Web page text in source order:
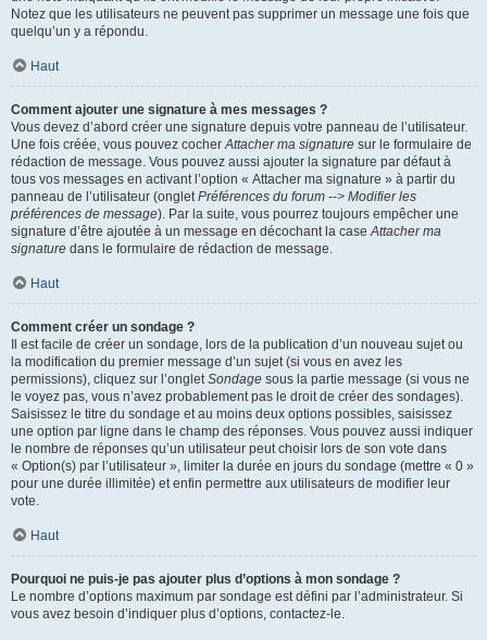
Notez que les utilisateurs ne peuvent pas supprimer un message une fois que
quelqu’un y a répondu.
Haut
Comment ajouter une signature à mes messages ?
Vous devez d’abord créer une signature depuis votre panneau de l’utilisateur.
Une fois créée, vous pouvez cocherAttacher ma signature sur le formulaire de
rédaction de message. Vous pouvez aussi ajouter la signature par défaut à
tous vos messages en activant l’option « Attacher ma signature » à partir du
panneau de l’utilisateur (ongletPréférences du forum --> Modifier les
préférences de message). Par la suite, vous pourrez toujours empêcher une
signature d’être ajoutée à un message en décochant la caseAttacher ma
signature dans le formulaire de rédaction de message.
Haut
Comment créer un sondage ?
Il est facile de créer un sondage, lors de la publication d’un nouveau sujet ou
la modification du premier message d’un sujet (si vous en avez les
permissions), cliquez sur l’ongletSondage sous la partie message (si vous ne
le voyez pas, vous n’avez probablement pas le droit de créer des sondages).
Saisissez le titre du sondage et au moins deux options possibles, saisissez
une option par ligne dans le champ des réponses. Vous pouvez aussi indiquer
le nombre de réponses qu’un utilisateur peut choisir lors de son vote dans
« Option(s) par l’utilisateur », limiter la durée en jours du sondage (mettre « 0 »
pour une durée illimitée) et enfin permettre aux utilisateurs de modifier leur
vote.
Haut
Pourquoi ne puis-je pas ajouter plus d’options à mon sondage ?
Le nombre d’options maximum par sondage est défini par l’administrateur. Si
vous avez besoin d’indiquer plus d’options, contactez-le.